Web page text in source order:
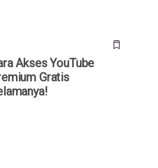
Akses YouTube
Gratis